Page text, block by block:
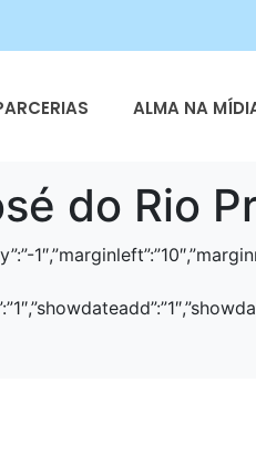
ALMA NA
do Rio